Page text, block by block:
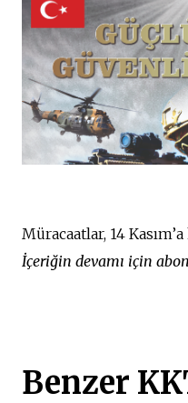
Müracaatlar, 14
İçeriğin devamı için
Benzer